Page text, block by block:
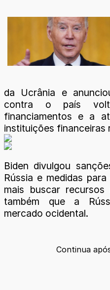
da Ucrânia e
contra o país
financiamentos e a
instituições financeiras
Biden divulgou
Rússia e medidas
mais buscar
também que a
mercado ocidental.
Continua